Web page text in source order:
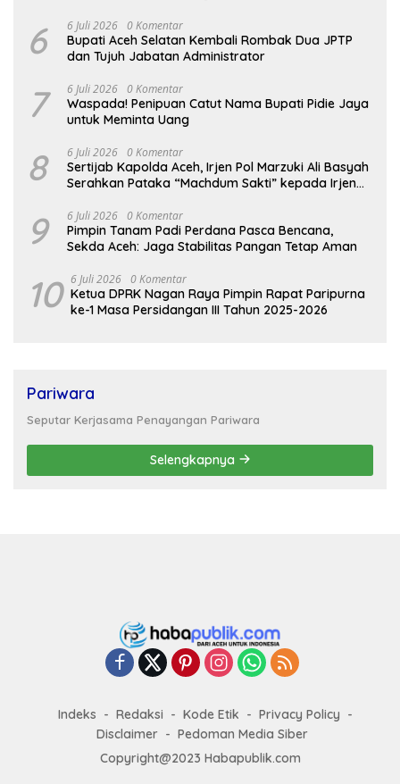
6 6 Juli 2026 0 Komentar
Bupati Aceh Selatan Kembali Rombak Dua JPTP
dan Tujuh Jabatan Administrator
7 6 Juli 2026 0 Komentar
Waspada! Penipuan Catut Nama Bupati Pidie Jaya
untuk Meminta Uang
8 6 Juli 2026 0 Komentar
Sertijab Kapolda Aceh, Irjen Pol Marzuki Ali Basyah
Serahkan Pataka “Machdum Sakti” kepada Irjen
9 6 Juli 2026 0 Komentar
Pimpin Tanam Padi Perdana Pasca Bencana,
Sekda Aceh: Jaga Stabilitas Pangan Tetap Aman
10 6 Juli 2026 0 Komentar
Ketua DPRK Nagan Raya Pimpin Rapat Paripurna
ke-1 Masa Persidangan III Tahun 2025-2026
Pariwara
Seputar Kerjasama Penayangan Pariwara
Selengkapnya
Indeks Redaksi Kode Etik
Privacy Policy
Disclaimer
Pedoman Media Siber
Copyright@2023 Habapublik.com